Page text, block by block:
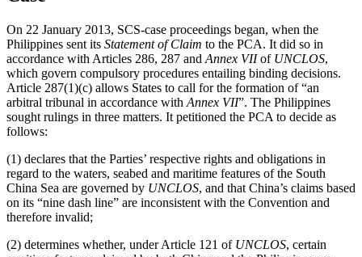
On 22 January 2013, SCS-case proceedings began, when the
Philippines sent its Statement of Claim to the PCA. It did so in
accordance with Articles 286, 287 and Annex VIIof UNCLOS,
which govern compulsory procedures entailing binding decisions.
Article 287(1)(c) allows States to call for the formation of “an
arbitral tribunal in accordance with Annex VII”. The Philippines
sought rulings in three matters. It petitioned the PCA to decide as
follows:
(1) declares that the Parties’ respective rights and obligations in
regard to the waters, seabed and maritime features of the South
China Sea are governed by UNCLOS, and that China’s claims based
on its “nine dash line” are inconsistent with the Convention and
therefore invalid;
(2) determines whether, under Article 121 of UNCLOS, certain